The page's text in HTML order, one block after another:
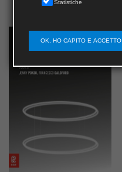
Statistiche
OK, HO CAPITO E ACCETTO